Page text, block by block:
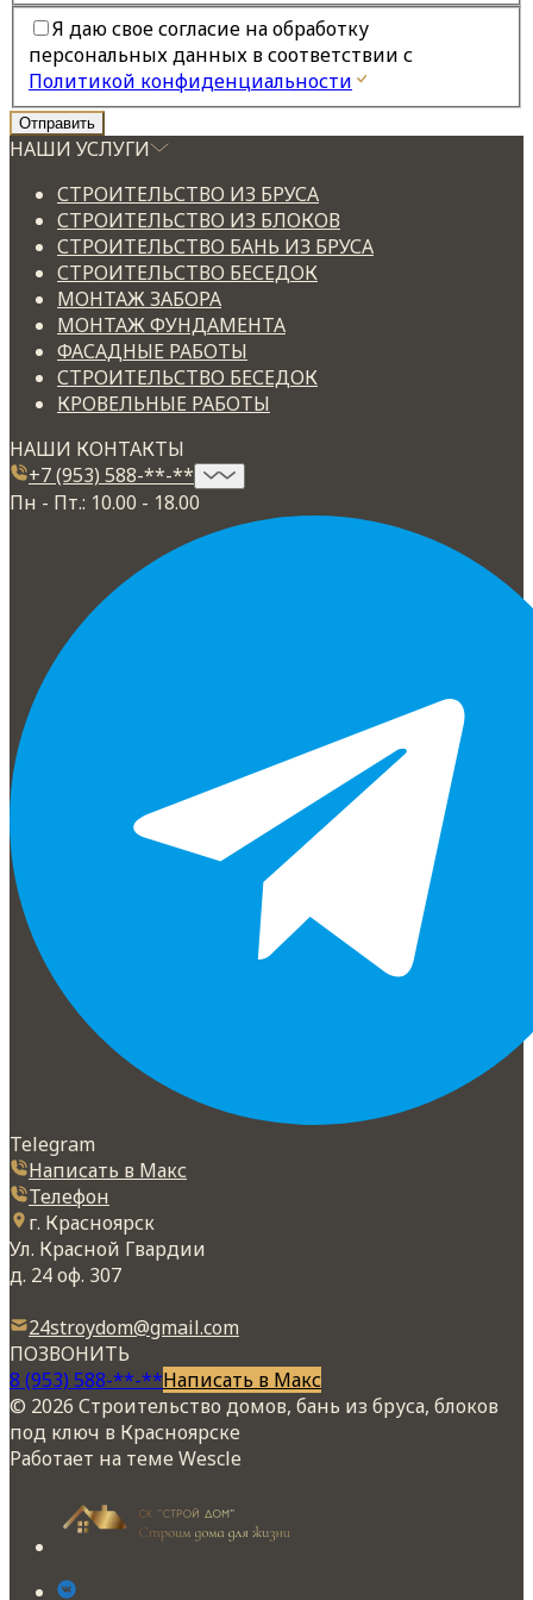
Я даю свое согласие на обработку
персональных данных в соответствии с
Политикой конфиденциальности
НАШИ УСЛУГИ
СТРОИТЕЛЬСТВО ИЗ БРУСА
СТРОИТЕЛЬСТВО ИЗ БЛОКОВ
СТРОИТЕЛЬСТВО БАНЬ ИЗ БРУСА
СТРОИТЕЛЬСТВО БЕСЕДОК
МОНТАЖ ЗАБОРА
МОНТАЖ ФУНДАМЕНТА
ФАСАДНЫЕ РАБОТЫ
СТРОИТЕЛЬСТВО БЕСЕДОК
КРОВЕЛЬНЫЕ РАБОТЫ
НАШИ КОНТАКТЫ
+7 (953) 588-**-**
Пн - Пт.: 10.00 - 18.00
Telegram
Написать в Макс
Телефон
г. Красноярск
Ул. Красной Гвардии
д. 24 оф. 307
24stroydom@gmail.com
ПОЗВОНИТЬ
8 (953) 588-**-**Написать в Макс
© 2026 Строительство домов, бань из бруса, блоков
под ключ в Красноярске
Работает на теме Wescle